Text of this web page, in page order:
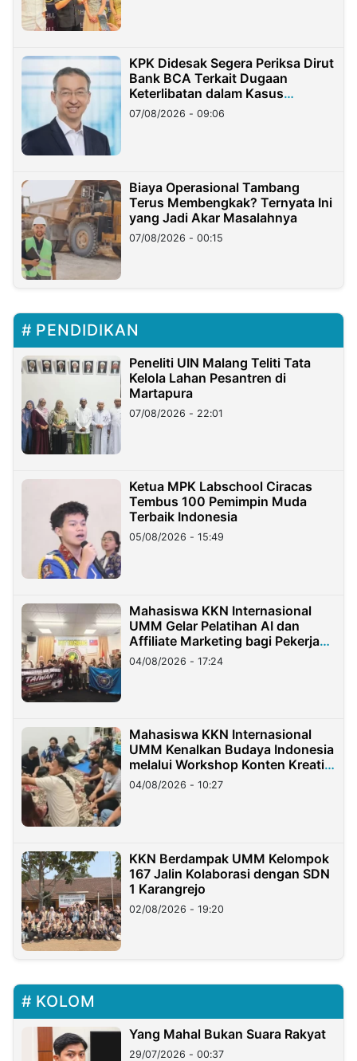
KPK Didesak Segera Periksa Dirut
Bank BCA Terkait Dugaan
Keterlibatan dalam Kasus
Hilangnya Dana Nasabah Rp2,58
Miliar
07/08/2026 - 09:06
Biaya Operasional Tambang
Terus Membengkak? Ternyata Ini
yang Jadi Akar Masalahnya
07/08/2026 - 00:15
PENDIDIKAN
Peneliti UIN Malang Teliti Tata
Kelola Lahan Pesantren di
Martapura
07/08/2026 - 22:01
Ketua MPK Labschool Ciracas
Tembus 100 Pemimpin Muda
Terbaik Indonesia
05/08/2026 - 15:49
Mahasiswa KKN Internasional
UMM Gelar Pelatihan AI dan
Affiliate Marketing bagi Pekerja
Migran Indonesia di Taiwan
04/08/2026 - 17:24
Mahasiswa KKN Internasional
UMM Kenalkan Budaya Indonesia
melalui Workshop Konten Kreatif
di Taiwan
04/08/2026 - 10:27
KKN Berdampak UMM Kelompok
167 Jalin Kolaborasi dengan SDN
1 Karangrejo
02/08/2026 - 19:20
KOLOM
Yang Mahal Bukan Suara Rakyat
29/07/2026 - 00:37